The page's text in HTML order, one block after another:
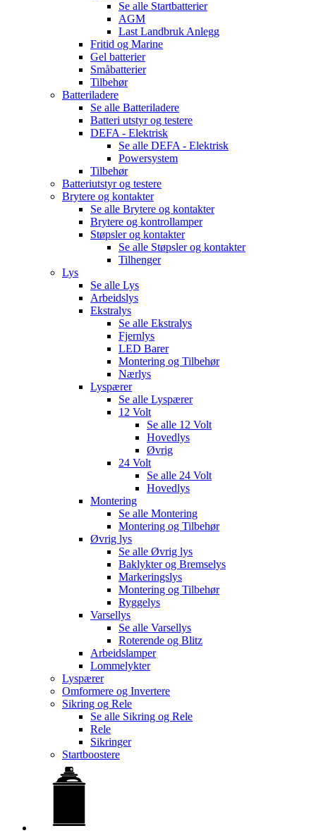
Se alle Startbatterier
AGM
Last Landbruk Anlegg
Fritid og Marine
Gel batterier
Småbatterier
Tilbehør
Batteriladere
Se alle Batteriladere
Batteri utstyr og testere
DEFA - Elektrisk
Se alle DEFA - Elektrisk
Powersystem
Tilbehør
Batteriutstyr og testere
Brytere og kontakter
Se alle Brytere og kontakter
Brytere og kontrollamper
Støpsler og kontakter
Se alle Støpsler og kontakter
Tilhenger
Lys
Se alle Lys
Arbeidslys
Ekstralys
Se alle Ekstralys
Fjernlys
LED Barer
Montering og Tilbehør
Nærlys
Lyspærer
Se alle Lyspærer
12 Volt
Se alle 12 Volt
Hovedlys
Øvrig
24 Volt
Se alle 24 Volt
Hovedlys
Montering
Se alle Montering
Montering og Tilbehør
Øvrig lys
Se alle Øvrig lys
Baklykter og Bremselys
Markeringslys
Montering og Tilbehør
Ryggelys
Varsellys
Se alle Varsellys
Roterende og Blitz
Arbeidslamper
Lommelykter
Lyspærer
Omformere og Invertere
Sikring og Rele
Se alle Sikring og Rele
Rele
Sikringer
Startboostere